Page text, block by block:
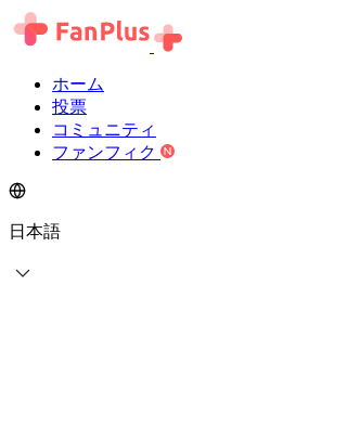
ホーム
投票
コミュニティ
ファンフィク
日本語